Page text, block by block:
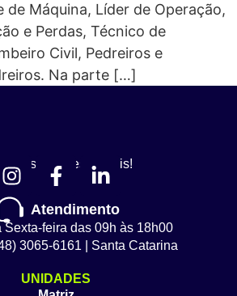
de Máquina, Líder de Operação,
e Perdas, Técnico de
Civil, Pedreiros e
Na parte […]
nossas redes sociais!
Atendimento
Sexta-feira das 09h às 18h00
3065-6161 | Santa Catarina
UNIDADES